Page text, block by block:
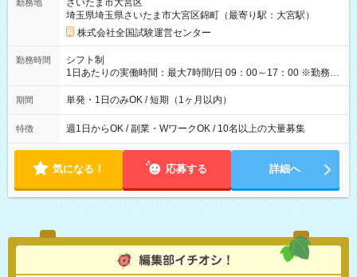
例】 ・河合塾模擬試験 8:30～17:30（休憩1時間） 時給1,300円
×8時間＝日収10,400円＋交通費 ※当日の役割により時給＋100
円の場合あり ・国家試験 7:00～13:30（休憩なし） 時給1,300
円（役割手当＋100円）×6時間＝日収8,400円＋交通費 【試用期
間】試用期間なし
勤務地
さいたま市大宮区
埼玉県埼玉県さいたま市大宮区錦町（最寄り駅：大宮駅）
株式会社全国試験運営センター
勤務時間
シフト制
1日あたりの実働時間：最大7時間/日 09：00～17：00 ※勤務時
間は 試験により異なります。
期間 単発・1日のみOK / 短期（1ヶ月以内）
特徴 週1日からOK / 副業・WワークOK / 10名以上の大量募集
気になる！ 応募する 詳細へ